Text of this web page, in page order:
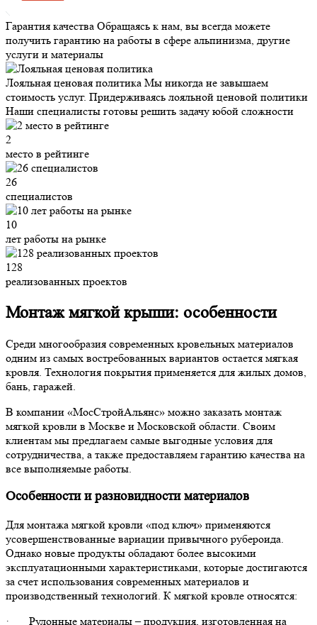
Гарантия качества Обращаясь к нам, вы всегда можете
получить гарантию на работы в сфере альпинизма, другие
услуги и материалы
Лояльная ценовая политика Мы никогда не завышаем
стоимость услуг. Придерживаясь лояльной ценовой политики
Наши специалисты готовы решить задачу юбой сложности
2
место в рейтинге
26
специалистов
10
лет работы на рынке
128
реализованных проектов
Монтаж мягкой крыши: особенности
Среди многообразия современных кровельных материалов
одним из самых востребованных вариантов остается мягкая
кровля. Технология покрытия применяется для жилых домов,
бань, гаражей.
В компании «МосСтройАльянс» можно заказать монтаж
мягкой кровли в Москве и Московской области. Своим
клиентам мы предлагаем самые выгодные условия для
сотрудничества, а также предоставляем гарантию качества на
все выполняемые работы.
Особенности и разновидности материалов
Для монтажа мягкой кровли «под ключ» применяются
усовершенствованные вариации привычного рубероида.
Однако новые продукты обладают более высокими
эксплуатационными характеристиками, которые достигаются
за счет использования современных материалов и
производственный технологий. К мягкой кровле относятся:
· Рулонные материалы – продукция, изготовленная на